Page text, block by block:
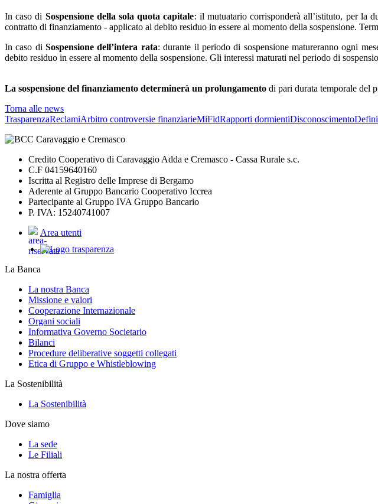
In caso di Sospensione della sola quota capitale: il mutuatario corrisponderà all’istituto, per la
contratto di finanziamento - applicato al debito residuo in essere al momento della sospensione.
In caso diSospensione dell’intera rata: durante il periodo di sospensione matureranno ogni
debito residuo in essere al momento della sospensione. Gli interessi maturati nel periodo di
La sospensione del finanziamento determinerà un prolungamento di pari durata temporale del
Torna alle news
TrasparenzaReclamiArbitro controversie finanziarieMiFidRapporti dormientiDisconoscimento
Credito Cooperativo di Caravaggio Adda e Cremasco - Cassa Rurale s.c.
C.F 04159640160
Iscritta al Registro delle Imprese di Bergamo
Aderente al Gruppo Bancario Cooperativo Iccrea
Partecipante al Gruppo IVA Gruppo Bancario
P. IVA: 15240741007
Area utenti
La Banca
La nostra Banca
Missione e valori
Cooperazione Internazionale
Organi sociali
Informativa Governo Societario
Bilanci
Procedure deliberative soggetti collegati
Etica di Gruppo e Whistleblowing
La Sostenibilità
La Sostenibilità
Dove siamo
La sede
Le Filiali
La nostra offerta
Famiglia